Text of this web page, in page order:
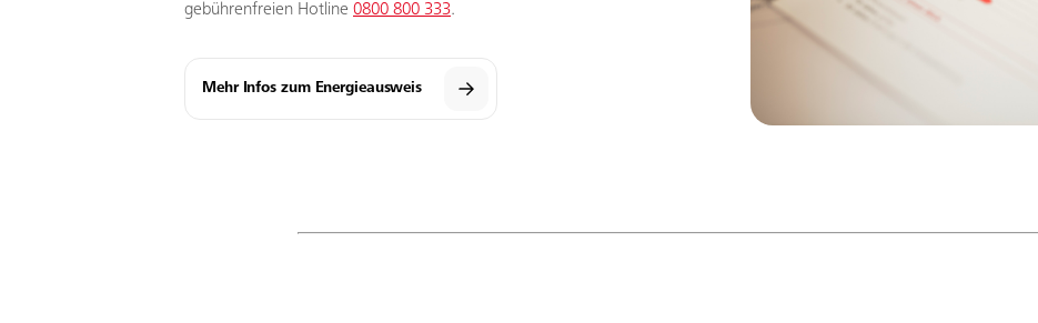
gebührenfreien Hotline 0800 800 333.
Mehr Infos zum Energieausweis